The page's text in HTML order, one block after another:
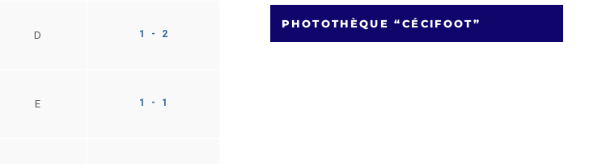
D 1 - 2
E 1 - 1
PHOTOTHÈQUE “CÉCIFOOT”